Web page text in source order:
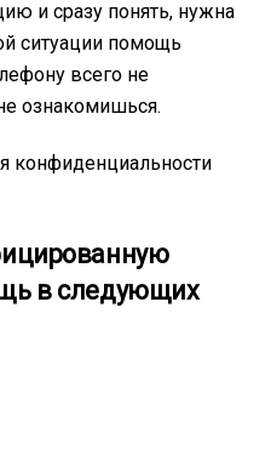
и сразу понять, нужна
ситуации помощь
всего не
ознакомишься.
конфиденциальности
в следующих